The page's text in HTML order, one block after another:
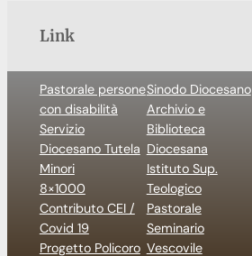
Link
Pastorale persone
con disabilità
Servizio
Diocesano Tutela
Minori
8×1000
Contributo CEI /
Covid 19
Progetto Policoro
Sinodo Diocesano
Archivio e
Biblioteca
Diocesana
Istituto Sup.
Teologico
Pastorale
Seminario
Vescovile